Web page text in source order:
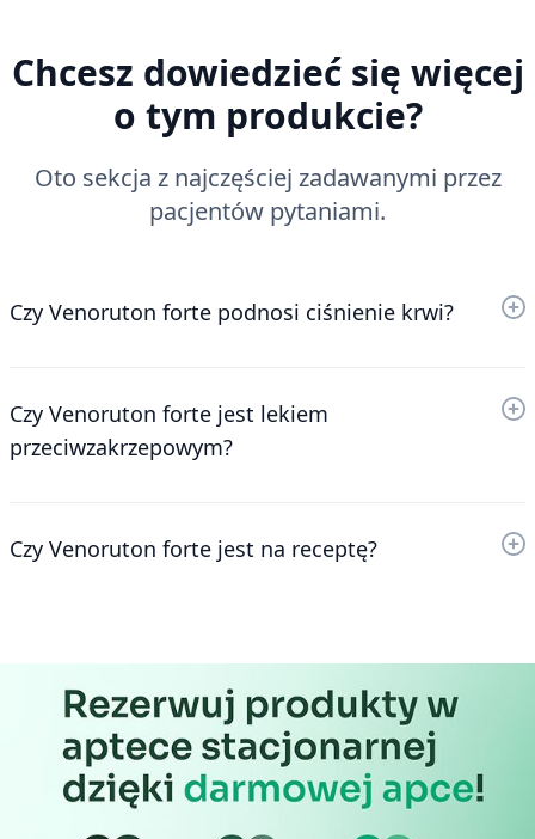
Chcesz dowiedzieć się więcej
o tym produkcie?
Oto sekcja z najczęściej zadawanymi przez
pacjentów pytaniami.
Czy Venoruton forte podnosi ciśnienie krwi?
Czy Venoruton forte jest lekiem
przeciwzakrzepowym?
Czy Venoruton forte jest na receptę?